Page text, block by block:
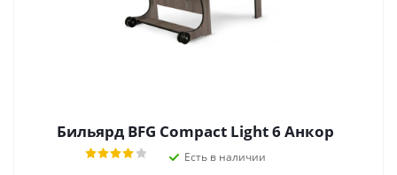
Бильярд BFG Compact Light 6 Анкор
Есть в наличии